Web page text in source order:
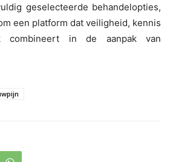
geselecteerde behandelopties,
een platform dat veiligheid, kennis
combineert in de aanpak van